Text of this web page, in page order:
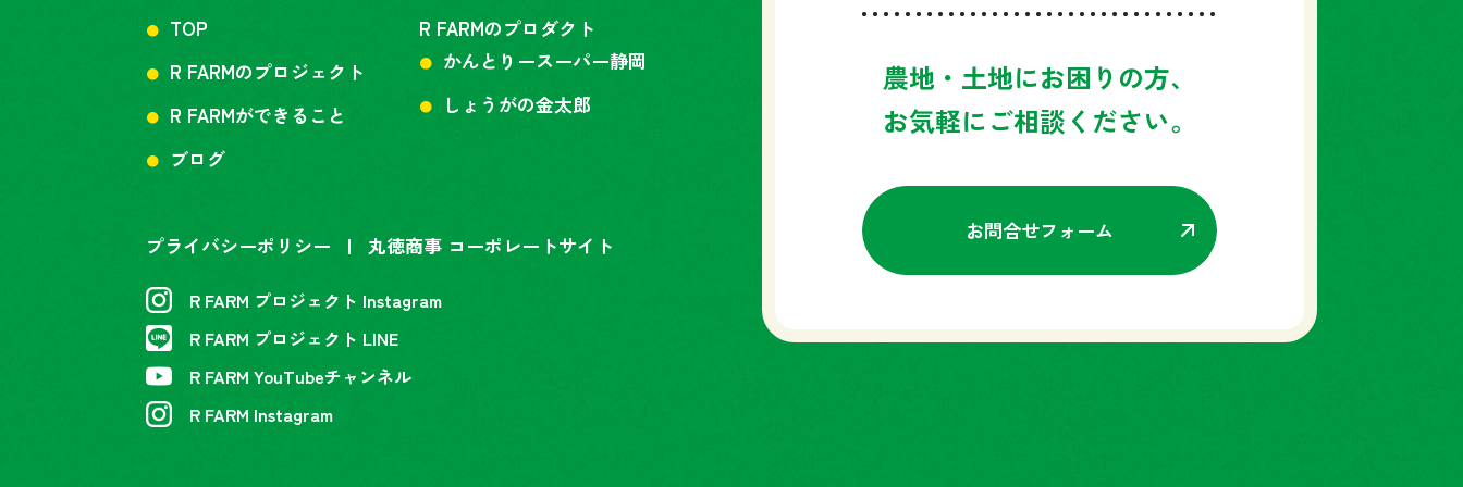
TOP
R FARMのプロジェクト
R FARMができること
ブログ
R FARMのプロダクト
かんとりースーパー静岡
しょうがの金太郎
プライバシーポリシー 丸徳商事 コーポレートサイト
R FARM プロジェクト Instagram
R FARM プロジェクト LINE
R FARM YouTubeチャンネル
R FARM Instagram
農地・土地にお困りの方、
お気軽にご相談ください。
お問合せフォーム